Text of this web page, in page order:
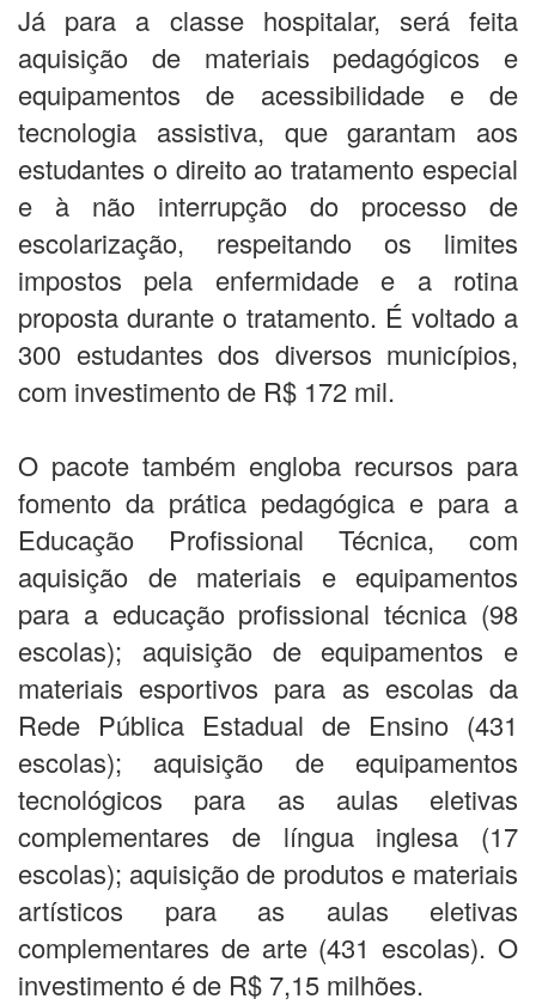
Já para a classe hospitalar, será feita
aquisição de materiais pedagógicos e
equipamentos de acessibilidade e de
tecnologia assistiva, que garantam aos
estudantes o direito ao tratamento especial
e à não interrupção do processo de
escolarização, respeitando os limites
impostos pela enfermidade e a rotina
proposta durante o tratamento. É voltado a
300 estudantes dos diversos municípios,
com investimento de R$ 172 mil.
O pacote também engloba recursos para
fomento da prática pedagógica e para a
Educação Profissional Técnica, com
aquisição de materiais e equipamentos
para a educação profissional técnica (98
escolas); aquisição de equipamentos e
materiais esportivos para as escolas da
Rede Pública Estadual de Ensino (431
escolas); aquisição de equipamentos
tecnológicos para as aulas eletivas
complementares de língua inglesa (17
escolas); aquisição de produtos e materiais
artísticos para as aulas eletivas
complementares de arte (431 escolas). O
investimento é de R$ 7,15 milhões.